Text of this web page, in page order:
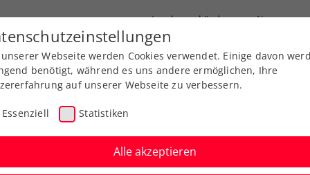
Landesverbände News
Ausbildung Services Über uns
Webseite werden Cookies verwendet. Einige davon
benötigt, während es uns andere ermöglichen, Ihre
auf unserer Webseite zu verbessern.
Essenziell Statistiken
Alle akzeptieren